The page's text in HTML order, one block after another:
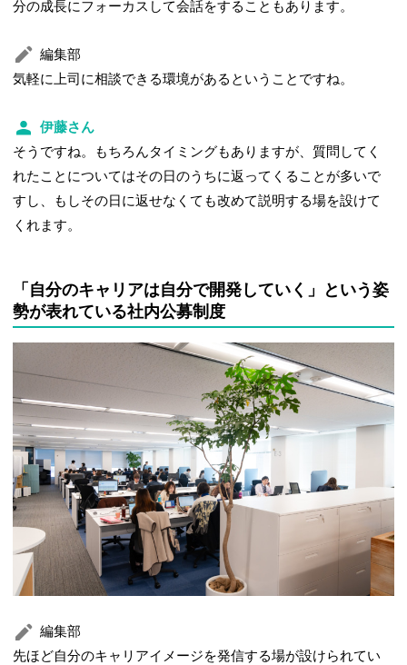
分の成長にフォーカスして会話をすることもあります。
編集部
気軽に上司に相談できる環境があるということですね。
伊藤さん
そうですね。もちろんタイミングもありますが、質問してく
れたことについてはその日のうちに返ってくることが多いで
すし、もしその日に返せなくても改めて説明する場を設けて
くれます。
「自分のキャリアは自分で開発していく」という姿
勢が表れている社内公募制度
編集部
先ほど自分のキャリアイメージを発信する場が設けられてい